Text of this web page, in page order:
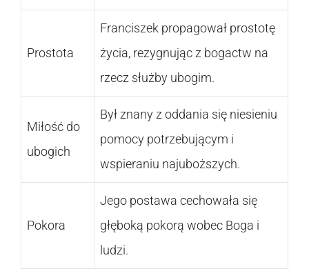
Prostota
Franciszek propagował prostotę
życia, rezygnując z bogactw na
rzecz służby ubogim.
Miłość do
ubogich
Był znany z oddania się niesieniu
pomocy potrzebującym i
wspieraniu najuboższych.
Pokora
Jego postawa cechowała się
głęboką pokorą wobec Boga i
ludzi.